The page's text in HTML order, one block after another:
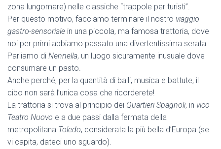
zona lungomare) nelle classiche “trappole per turisti”.
Per questo motivo, facciamo terminare il nostro viaggio
gastro-sensoriale in una piccola, ma famosa trattoria, dove
noi per primi abbiamo passato una divertentissima serata.
Parliamo di Nennella, un luogo sicuramente inusuale dove
consumare un pasto.
Anche perché, per la quantità di balli, musica e battute, il
cibo non sarà l’unica cosa che ricorderete!
La trattoria si trova al principio dei Quartieri Spagnoli, in vico
Teatro Nuovo e a due passi dalla fermata della
metropolitana Toledo, considerata la più bella d’Europa (se
vi capita, dateci uno sguardo).